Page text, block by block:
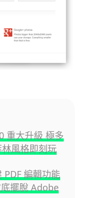
重大升級 極多
風格即刻玩
編輯功能
擺脫 Adobe